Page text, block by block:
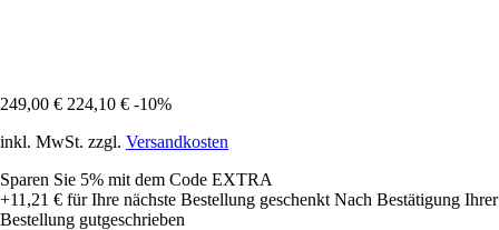
249,00 € 224,10 € -10%
inkl. MwSt. zzgl. Versandkosten
Sparen Sie 5% mit dem Code EXTRA
+11,21 € für Ihre nächste Bestellung geschenkt Nach Bestätigung Ihrer
Bestellung gutgeschrieben